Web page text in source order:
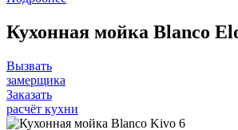
Кухонная мойка Blanco
Вызвать
замерщика
Заказать
расчёт кухни